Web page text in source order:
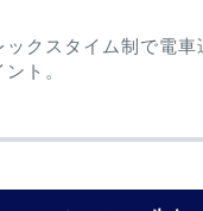
ックスタイム制で電
ト。